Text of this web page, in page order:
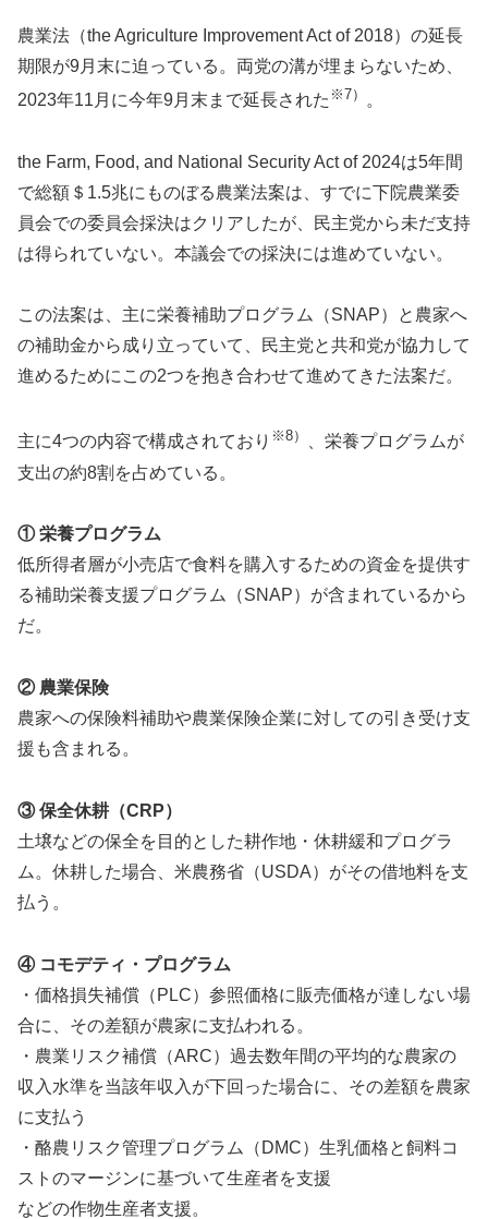
農業法（the Agriculture Improvement Act of 2018）の延長
期限が9月末に迫っている。両党の溝が埋まらないため、
2023年11月に今年9月末まで延長された ※7） 。
the Farm, Food, and National Security Act of 2024は5年間
で総額＄1.5兆にものぼる農業法案は、すでに下院農業委
員会での委員会採決はクリアしたが、民主党から未だ支持
は得られていない。本議会での採決には進めていない。
この法案は、主に栄養補助プログラム（SNAP）と農家へ
の補助金から成り立っていて、民主党と共和党が協力して
進めるためにこの2つを抱き合わせて進めてきた法案だ。
主に4つの内容で構成されており ※8）
、栄養プログラムが
支出の約8割を占めている。
① 栄養プログラム
低所得者層が小売店で食料を購入するための資金を提供す
る補助栄養支援プログラム（SNAP）が含まれているから
だ。
② 農業保険
農家への保険料補助や農業保険企業に対しての引き受け支
援も含まれる。
③ 保全休耕（CRP）
土壌などの保全を目的とした耕作地・休耕緩和プログラ
ム。休耕した場合、米農務省（USDA）がその借地料を支
払う。
④ コモデティ・プログラム
・価格損失補償（PLC）参照価格に販売価格が達しない場
合に、その差額が農家に支払われる。
・農業リスク補償（ARC）過去数年間の平均的な農家の
収入水準を当該年収入が下回った場合に、その差額を農家
に支払う
・酪農リスク管理プログラム（DMC）生乳価格と飼料コ
ストのマージンに基づいて生産者を支援
などの作物生産者支援。